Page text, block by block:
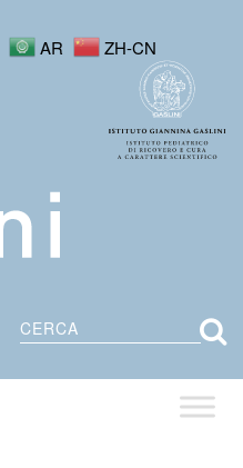
AR ZH-CN
Cerca